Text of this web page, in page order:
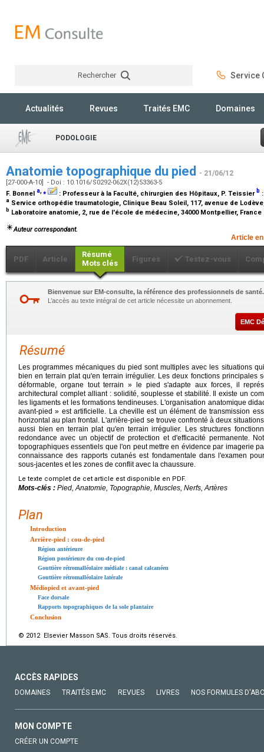
Rechercher Service
Actualités Revues Traités EMC Domaines
PODOLOGIE
Anatomie topographique du pied - 21/06/12
[27-000-A-10] - Doi : 10.1016/S0292-062X(12)53363-5
F. Bonnel a,⁎ : Professeur à la Faculté, chirurgien des Hôpitaux, P. Teissier b
a Service orthopédie traumatologie, Clinique Beau Soleil, 117, avenue de
b Laboratoire anatomie, 2, rue de l'école de médecine, 34000 Montpellier, France
Auteur correspondant.
Article
PDF Article
Résumé
Mots clés
Figures Testez-vous
Bienvenue sur EM-consulte, la référence des professionnels de santé.
L’accès au texte intégral de cet article nécessite un abonnement.
EMC
Résumé
Les programmes mécaniques du pied sont multiples avec les situations
bien en terrain plat qu'en terrain irrégulier. Les deux fonctions principales
déformable, organe tout terrain » le pied s'adapte aux forces, il
architectural complet alliant : solidité, souplesse et stabilité. Il existe un
les ligaments et les formations tendineuses. L'organisation anatomique
avant-pied » est artificielle. La cheville est un élément de transmission
horizontal au plan frontal. L'arrière-pied se trouve confronté à deux
aussi bien en terrain plat qu'en terrain irrégulier. Les structures
redondance avec un objectif de protection et d'efficacité permanente.
topographiques essentiels que l'on peut mettre en évidence par imagerie
connaissance des rapports cutanés est fondamentale dans l'examen
sous-jacentes et les zones de conflit avec la chaussure.
Le texte complet de cet article est disponible en PDF.
Mots-clés : Pied, Anatomie, Topographie, Muscles, Nerfs, Artères
Plan
Introduction
Arrière-pied : cou-de-pied
Région antérieure
Région postérieure du cou-de-pied
Gouttière rétromalléolaire médiale : canal calcanéen
Gouttière rétromalléolaire latérale
Médiopied et avant-pied
Face dorsale
Rapports topographiques de la sole plantaire
Conclusion
© 2012 Elsevier Masson SAS. Tous droits réservés.
ACCÈS RAPIDES
DOMAINES TRAITÉS EMC REVUES LIVRES NOS FORMULES
MON COMPTE
CRÉER UN COMPTE